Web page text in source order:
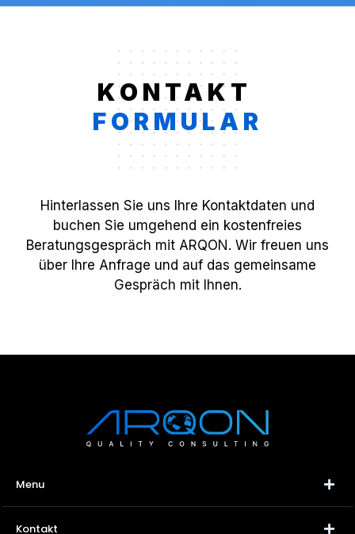
KONTAKT
FORMULAR
Hinterlassen Sie uns Ihre Kontaktdaten und
buchen Sie umgehend ein kostenfreies
Beratungsgespräch mit ARQON. Wir freuen uns
über Ihre Anfrage und auf das gemeinsame
Gespräch mit Ihnen.
Menu
Startseite
Kontakt